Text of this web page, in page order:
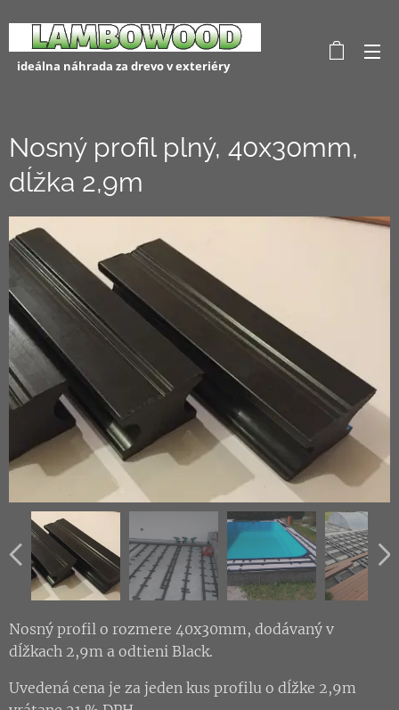
ideálna náhrada za drevo v exteriéry
Nosný profil plný, 40x30mm,
dĺžka 2,9m
Nosný profil o rozmere 40x30mm, dodávaný v
dĺžkach 2,9m a odtieni Black.
Uvedená cena je za jeden kus profilu o dĺžke 2,9m